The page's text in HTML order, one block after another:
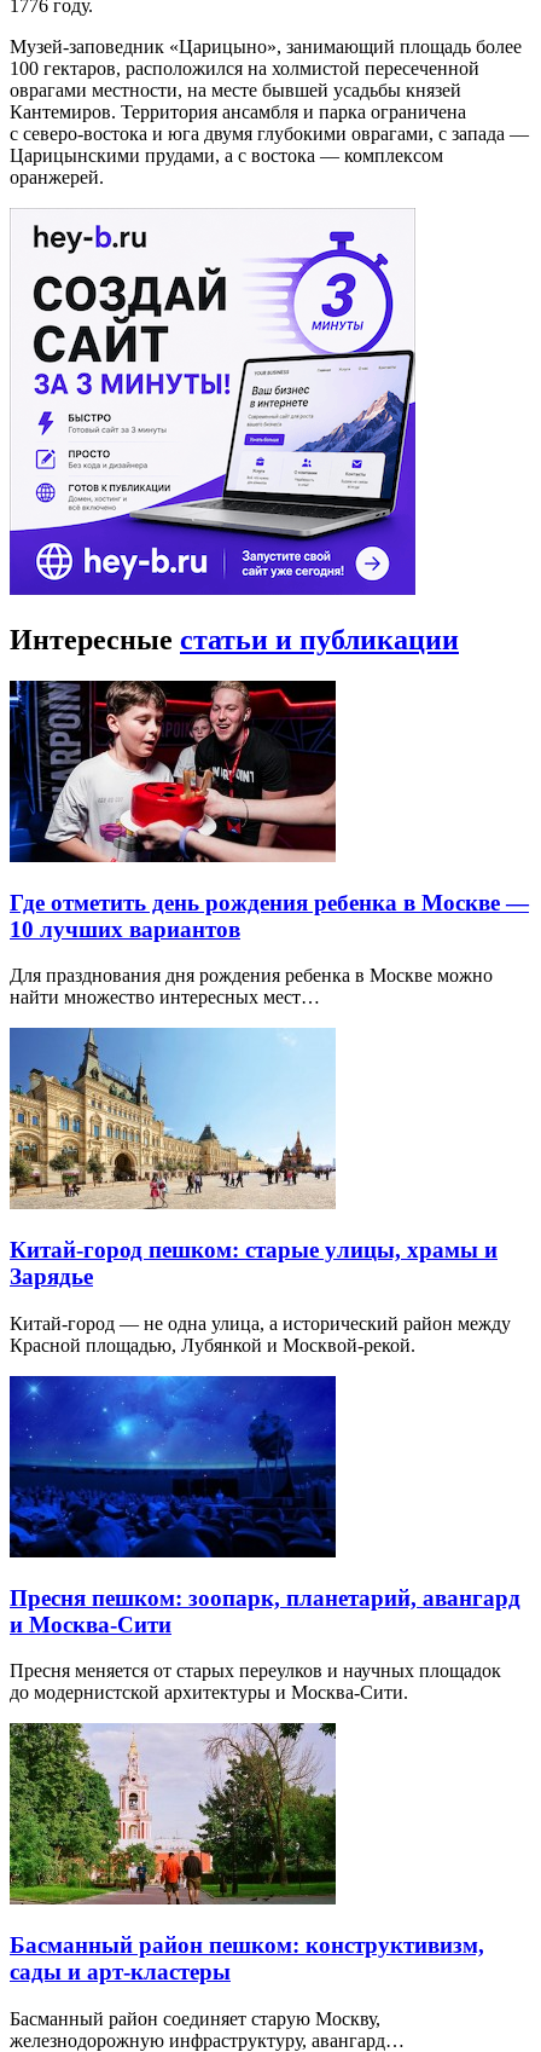
1776 году.
Музей-заповедник «Царицыно», занимающий площадь более
100 гектаров, расположился на холмистой пересеченной
оврагами местности, на месте бывшей усадьбы князей
Кантемиров. Территория ансамбля и парка ограничена
с северо-востока и юга двумя глубокими оврагами, с запада —
Царицынскими прудами, а с востока — комплексом
оранжерей.
Интересные статьи и публикации
Где отметить день рождения ребенка в Москве —
10 лучших вариантов
Для празднования дня рождения ребенка в Москве можно
найти множество интересных мест…
Китай-город пешком: старые улицы, храмы и
Зарядье
Китай-город — не одна улица, а исторический район между
Красной площадью, Лубянкой и Москвой-рекой.
Пресня пешком: зоопарк, планетарий, авангард
и Москва-Сити
Пресня меняется от старых переулков и научных площадок
до модернистской архитектуры и Москва-Сити.
Басманный район пешком: конструктивизм,
сады и арт-кластеры
Басманный район соединяет старую Москву,
железнодорожную инфраструктуру, авангард…